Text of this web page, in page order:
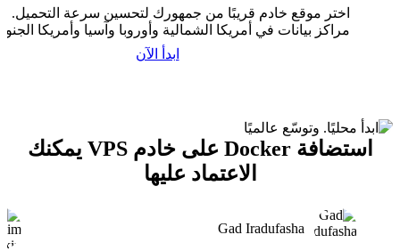
اختر موقع خادم قريبًا من جمهورك لتحسين سرعة التحميل.
مراكز بيانات في أمريكا الشمالية وأوروبا وآسيا وأمريكا
ابدأ الآن
استضافة Docker على خادم VPS يمكنك
الاعتماد عليها
Gad Iradufasha